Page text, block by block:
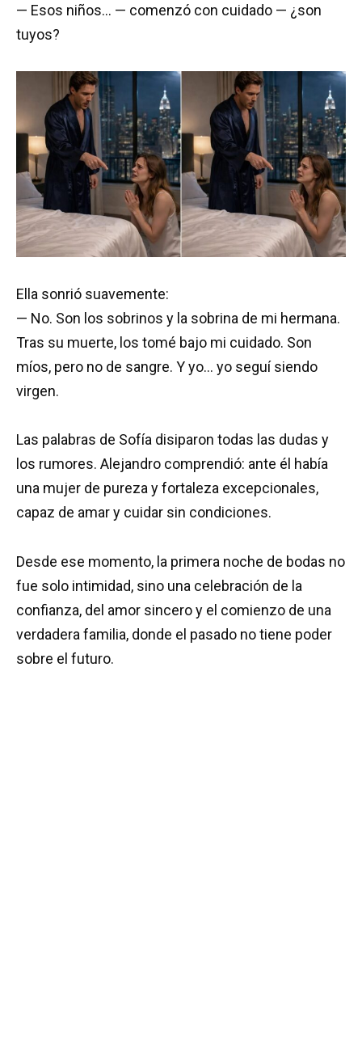
— Esos niños… — comenzó con cuidado — ¿son
tuyos?
Ella sonrió suavemente:
— No. Son los sobrinos y la sobrina de mi hermana.
Tras su muerte, los tomé bajo mi cuidado. Son
míos, pero no de sangre. Y yo… yo seguí siendo
virgen.
Las palabras de Sofía disiparon todas las dudas y
los rumores. Alejandro comprendió: ante él había
una mujer de pureza y fortaleza excepcionales,
capaz de amar y cuidar sin condiciones.
Desde ese momento, la primera noche de bodas no
fue solo intimidad, sino una celebración de la
confianza, del amor sincero y el comienzo de una
verdadera familia, donde el pasado no tiene poder
sobre el futuro.